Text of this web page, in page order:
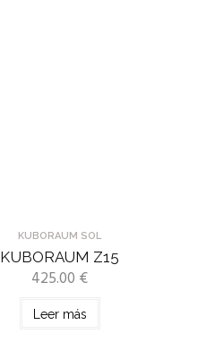
KUBORAUM SOL
KUBORAUM Z15
425.00 €
Leer más